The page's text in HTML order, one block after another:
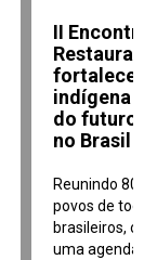
II Encontro
fortalece
indígena
do futuro
no Brasil
Reunindo 80
povos de
brasileiros, o
uma agenda